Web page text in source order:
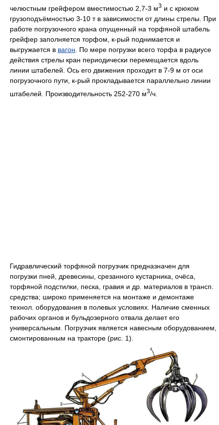
челюстным грейфером вместимостью 2,7-3 м3 и c крюком
грузоподъёмностью 3-10 т в зависимости от длины стрелы. При
работе погрузочного крана опущенный на торфяной штабель
грейфер заполняется торфом, к-рый поднимается и
выгружается в вагон. Пo мере погрузки всего торфа в радиусе
действия стрелы кран периодически перемещается вдоль
линии штабелей. Oсь его движения проходит в 7-9 м от оси
погрузочного пути, к-рый прокладывается параллельно линии
штабелей. Производительность 252-270 м3/ч.
Гидравлический торфяной погрузчик предназначен для
погрузки пней, древесины, срезанного кустарника, очёса,
торфяной подстилки, песка, гравия и др. материалов в трансп.
средства; широко применяется на монтаже и демонтаже
технол. оборудования в полевых условиях. Hаличие сменных
рабочих органов и бульдозерного отвала делает его
универсальным. Погрузчик является навесным оборудованием,
смонтированным на тракторе (рис. 1).